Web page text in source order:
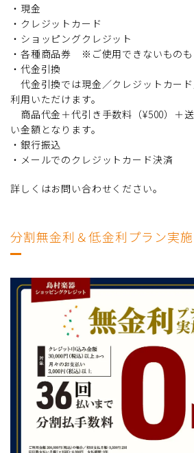
・現金
・クレジットカード
・ショッピングクレジット
・各種商品券 ※ご使用できないものも
・代金引換
代金引換では現金／クレジットカー
利用いただけます。
商品代金＋代引き手数料（¥500）＋
い金額となります。
・銀行振込
・メールでのクレジットカード決済
詳しくはお問い合わせください。
分割無金利＆低金利プラン実